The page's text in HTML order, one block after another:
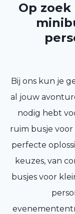
Op
Bij ons kun je
al jouw
nodig hebt
ruim busje voor
perfecte
keuzes, van
busjes voor